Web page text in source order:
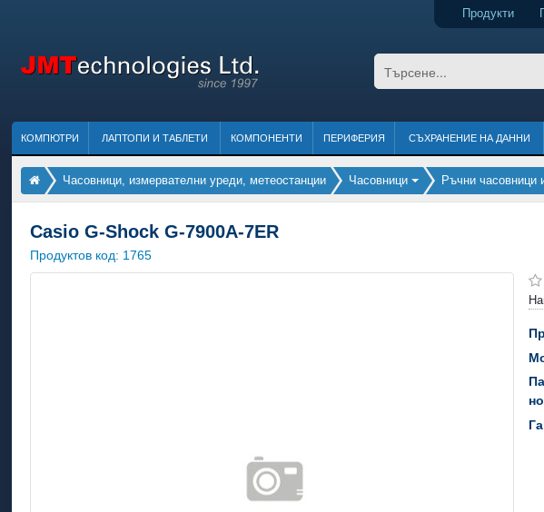
Продукти
КОМПЮТРИ ЛАПТОПИ И ТАБЛЕТИ КОМПОНЕНТИ ПЕРИФЕРИЯ СЪХРАНЕНИЕ НА ДАННИ
Часовници, измервателни уреди, метеостанции Часовници Ръчни часовници
Casio G-Shock G-7900A-7ER
Продуктов код: 1765